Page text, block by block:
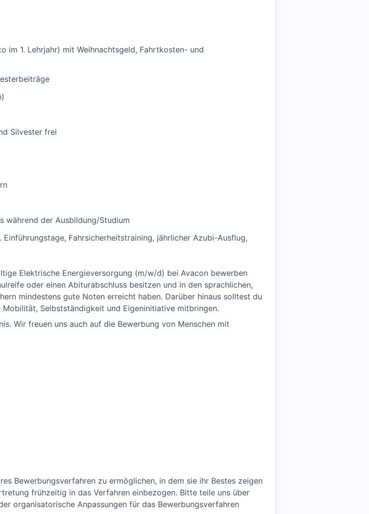
im 1. Lehrjahr) mit Weihnachtsgeld, Fahrtkosten- und
Silvester frei
während der Ausbildung/Studium
Fahrsicherheitstraining, jährlicher Azubi-Ausflug,
Elektrische Energieversorgung (m/w/d) bei Avacon bewerben
oder einen Abiturabschluss besitzen und in den sprachlichen,
mindestens gute Noten erreicht haben. Darüber hinaus solltest du
Selbstständigkeit und Eigeninitiative mitbringen.
Wir freuen uns auch auf die Bewerbung von Menschen mit
Bewerbungsverfahren zu ermöglichen, in dem sie ihr Bestes zeigen
frühzeitig in das Verfahren einbezogen. Bitte teile uns über
organisatorische Anpassungen für das Bewerbungsverfahren